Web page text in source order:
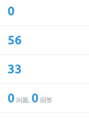
0
56
33
0 问题,0 回答